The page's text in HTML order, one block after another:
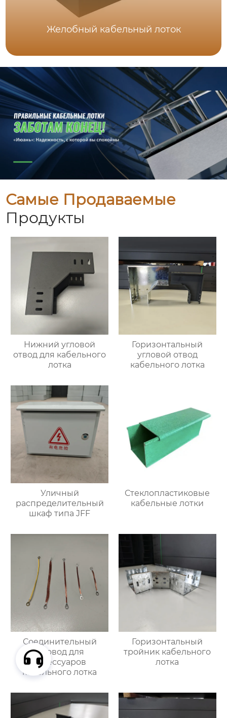
Желобный кабельный лоток
Самые Продаваемые
Продукты
Нижний угловой
отвод для кабельного
лотка
Горизонтальный
угловой отвод
кабельного лотка
Уличный
распределительный
шкаф типа JFF
Стеклопластиковые
кабельные лотки
Соединительный
провод для
аксессуаров
кабельного лотка
Горизонтальный
тройник кабельного
лотка